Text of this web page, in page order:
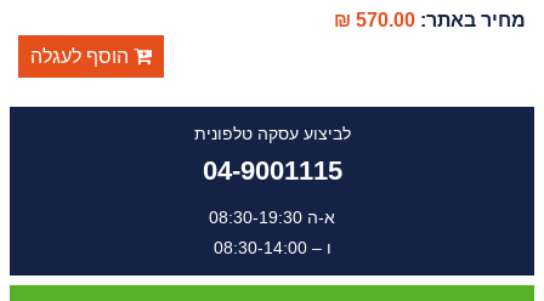
מחיר באתר:570.00 ₪
הוסף לעגלה
לביצוע עסקה טלפונית
04-9001115
א-ה 08:30-19:30
ו – 08:30-14:00